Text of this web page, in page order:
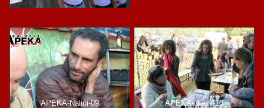
APEKA-Nalini-09 APEKA-Nalini-10